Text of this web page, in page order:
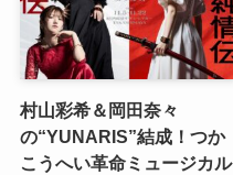
村山彩希＆岡田奈々
の“YUNARIS”結成！つか
こうへい革命ミュージカル